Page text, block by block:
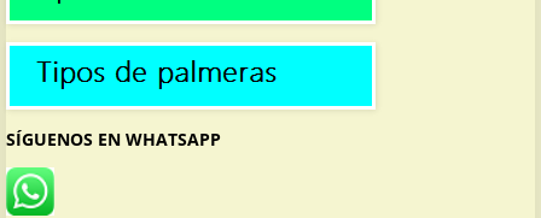
SÍGUENOS EN WHATSAPP